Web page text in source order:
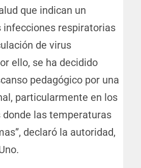
que indican un
infecciones respiratorias
de virus
ello, se ha decidido
pedagógico por una
particularmente en los
las temperaturas
declaró la autoridad,